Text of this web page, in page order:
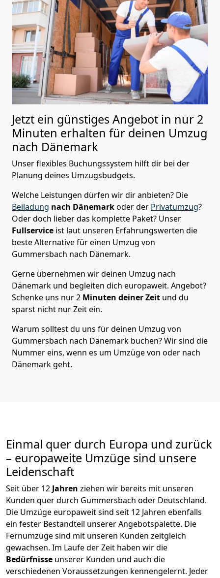
Jetzt ein günstiges Angebot in nur 2
Minuten erhalten für deinen Umzug
nach Dänemark
Unser flexibles Buchungssystem hilft dir bei der
Planung deines Umzugsbudgets.
Welche Leistungen dürfen wir dir anbieten? Die
Beiladung nach Dänemarkoder der Privatumzug?
Oder doch lieber das komplette Paket? Unser
Fullservice ist laut unseren Erfahrungswerten die
beste Alternative für einen Umzug von
Gummersbach nach Dänemark.
Gerne übernehmen wir deinen Umzug nach
Dänemark und begleiten dich europaweit. Angebot?
Schenke uns nur2 Minuten deiner Zeit und du
sparst nicht nur Zeit ein.
Warum solltest du uns für deinen Umzug von
Gummersbach nach Dänemark buchen? Wir sind die
Nummer eins, wenn es um Umzüge von oder nach
Dänemark geht.
Einmal quer durch Europa und zurück
– europaweite Umzüge sind unsere
Leidenschaft
Seit über 12 Jahren ziehen wir bereits mit unseren
Kunden quer durch Gummersbach oder Deutschland.
Die Umzüge europaweit sind seit 12 Jahren ebenfalls
ein fester Bestandteil unserer Angebotspalette. Die
Fernumzüge sind mit unseren Kunden zeitgleich
gewachsen. Im Laufe der Zeit haben wir die
Bedürfnisse unserer Kunden und auch die
verschiedenen Voraussetzungen kennengelernt. Jeder